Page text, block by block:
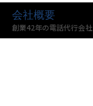
会社概要
創業42年の電話代行会社